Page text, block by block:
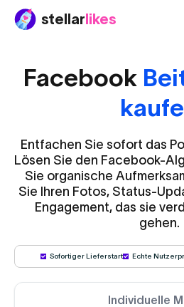
stellarlikes
Facebook
Entfachen Sie sofort das
Lösen Sie den Facebook-
Sie organische
Sie Ihren Fotos, Status-
Engagement, das sie
gehen.
Sofortiger Lieferstart Echte
Individuelle